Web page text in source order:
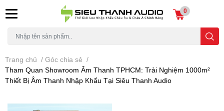
0
Trang chủ / Góc chia sẻ /
Tham Quan Showroom Âm Thanh TPHCM: Trải Nghiệm 1000m²
Thiết Bị Âm Thanh Nhập Khẩu Tại Siêu Thanh Audio